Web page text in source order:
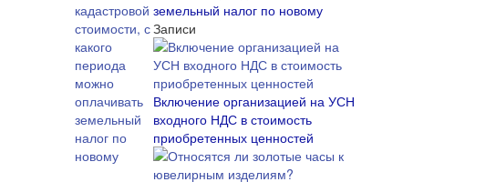
земельный налог по новому
Записи
Включение организацией на УСН
входного НДС в стоимость
приобретенных ценностей